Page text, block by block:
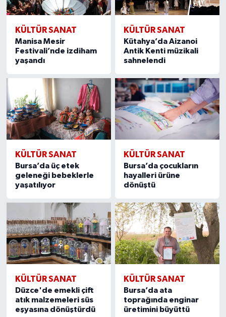
KÜLTÜR SANAT
Manisa Mesir
Festivali’nde izdiham
yaşandı
KÜLTÜR SANAT
Kütahya’da Aizanoi
Antik Kenti müzikali
sahnelendi
KÜLTÜR SANAT
Bursa’da üç etek
geleneği bebeklerle
yaşatılıyor
KÜLTÜR SANAT
Bursa’da çocukların
hayalleri ürüne
dönüştü
KÜLTÜR SANAT
Düzce'de emekli çift
atık malzemeleri süs
eşyasına dönüştürdü
KÜLTÜR SANAT
Bursa’da ata
toprağında enginar
üretimini büyüttü